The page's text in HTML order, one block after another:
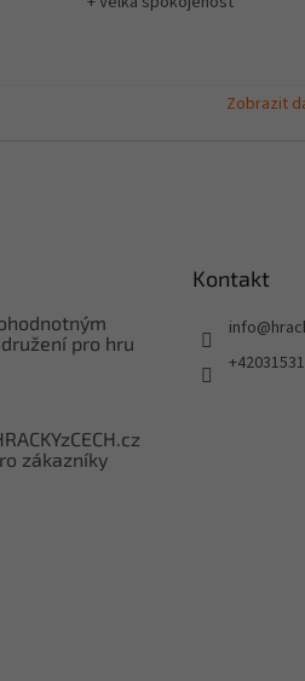
Zobrazit
pro hru
zákazníky
Kontakt
info@